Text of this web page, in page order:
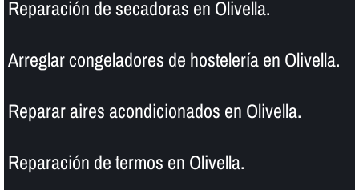
Reparación de secadoras en Olivella.
Arreglar congeladores de hostelerí­a en Olivella.
Reparar aires acondicionados en Olivella.
Reparación de termos en Olivella.